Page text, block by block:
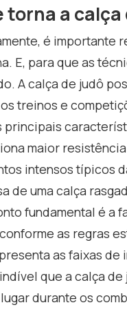
torna a
é importante
E, para que as
A calça de judô
treinos e
principais
maior
intensos típicos
de uma calça
fundamental é a
as regras
as faixas de
que a calça de
durante os